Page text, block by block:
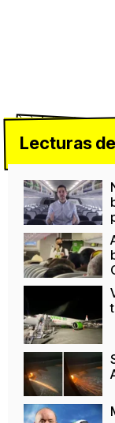
Lecturas